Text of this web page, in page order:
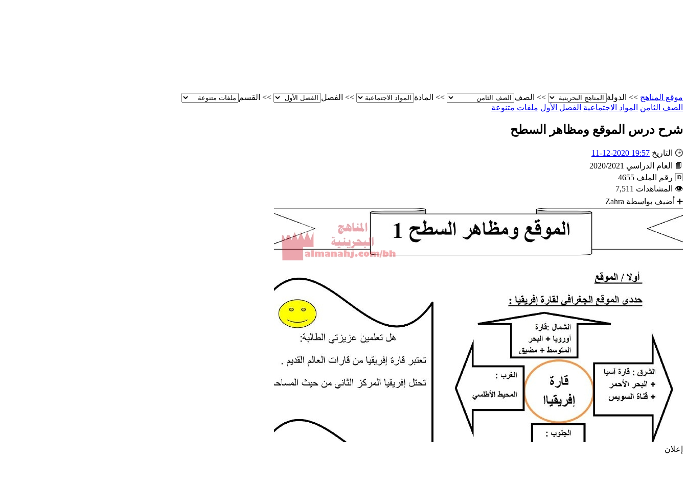
موقع المناهج >> الدولة >> الصف >> المادة >> الفصل >> القسم
الصف الثامن المواد الاجتماعية الفصل الأول ملفات متنوعة
شرح درس الموقع ومظاهر السطح
🕒 التاريخ 19:57 2020-12-11
📘
العام الدراسي 2020/2021
🆔 رقم الملف 4655
👁 المشاهدات 7,511
➕ أضيف بواسطة Zahra
إعلان